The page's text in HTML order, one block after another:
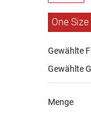
One Size
Gewählte
Gewählte
Menge